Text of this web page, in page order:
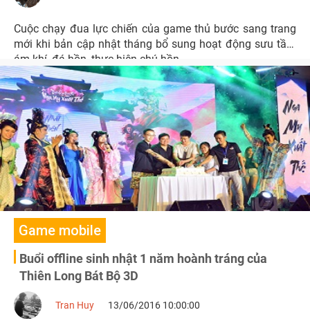
Cuộc chạy đua lực chiến của game thủ bước sang trang
mới khi bản cập nhật tháng bổ sung hoạt động sưu tầm
ám khí, đá hồn, thực hiện chú hồn.
Game mobile
Buổi offline sinh nhật 1 năm hoành tráng của
Thiên Long Bát Bộ 3D
Tran Huy 13/06/2016 10:00:00